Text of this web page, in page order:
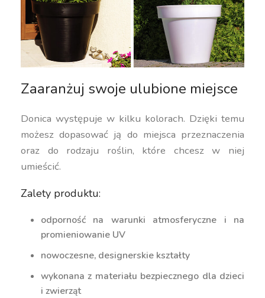
Zaaranżuj swoje ulubione miejsce
Donica występuje w kilku kolorach. Dzięki temu
możesz dopasować ją do miejsca przeznaczenia
oraz do rodzaju roślin, które chcesz w niej
umieścić.
Zalety produktu:
odporność na warunki atmosferyczne i na
promieniowanie UV
nowoczesne, designerskie kształty
wykonana z materiału bezpiecznego dla dzieci
i zwierząt